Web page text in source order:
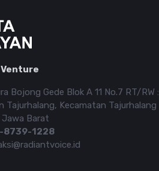
Venture
Bojong Gede Blok A 11 No.7 RT/RW :
Tajurhalang, Kecamatan Tajurhalang
Jawa Barat
8739-1228